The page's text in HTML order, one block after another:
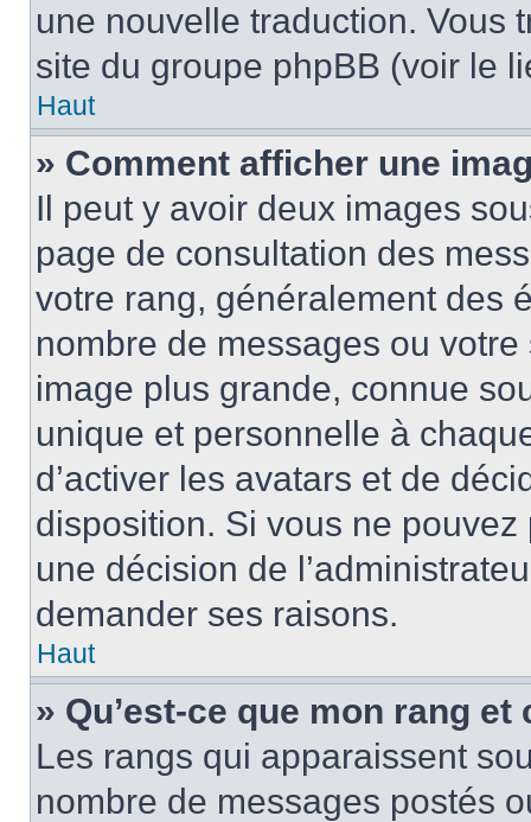
une nouvelle traduction. Vous
site du groupe phpBB (voir le
Haut
» Comment afficher une
Il peut y avoir deux images
page de consultation des
votre rang, généralement des
nombre de messages ou
image plus grande, connue
unique et personnelle à
d’activer les avatars et de
disposition. Si vous ne pouvez
une décision de
demander ses raisons.
Haut
» Qu’est-ce que mon rang
Les rangs qui apparaissent
nombre de messages postés